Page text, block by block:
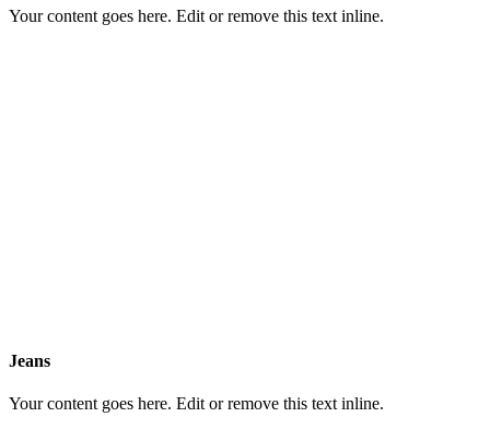
Your content goes here. Edit or remove this text inline.
Jeans
Your content goes here. Edit or remove this text inline.